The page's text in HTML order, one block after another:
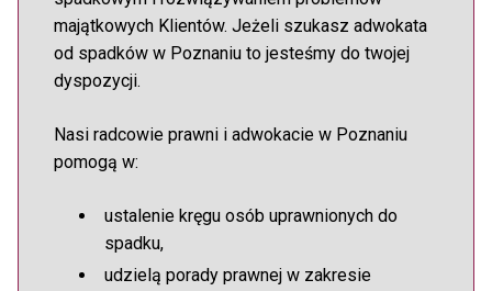
majątkowych Klientów. Jeżeli szukasz adwokata
od spadków w Poznaniu to jesteśmy do twojej
dyspozycji.
Nasi radcowie prawni i adwokacie w Poznaniu
pomogą w:
ustalenie kręgu osób uprawnionych do
spadku,
udzielą porady prawnej w zakresie